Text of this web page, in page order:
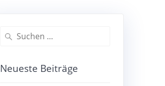
Suchen
Neueste Beiträge